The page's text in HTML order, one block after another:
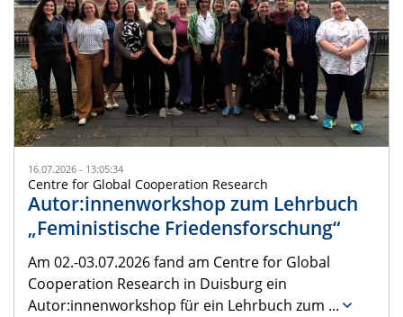
16.07.2026 - 13:05:34
Centre for Global Cooperation Research
Autor:innenworkshop zum Lehrbuch
„Feministische Friedensforschung“
Am 02.-03.07.2026 fand am Centre for Global
Cooperation Research in Duisburg ein
Autor:innenworkshop für ein Lehrbuch zum ...